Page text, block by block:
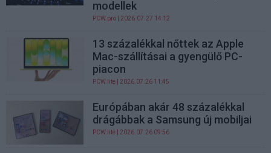
modellek
PCW.pro | 2026.07.27 14:12
13 százalékkal nőttek az Apple
Mac-szállításai a gyengülő PC-
piacon
PCW.lite | 2026.07.26 11:45
Európában akár 48 százalékkal
drágábbak a Samsung új mobiljai
PCW.lite | 2026.07.26 09:56